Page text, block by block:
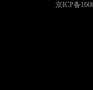
京ICP备